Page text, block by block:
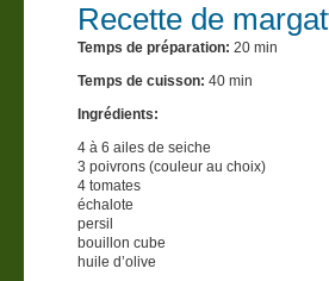
Recette de
Temps de préparation: 20 min
Temps de cuisson: 40 min
Ingrédients:
4 à 6 ailes de seiche
3 poivrons (couleur au choix)
4 tomates
échalote
persil
bouillon cube
huile d’olive